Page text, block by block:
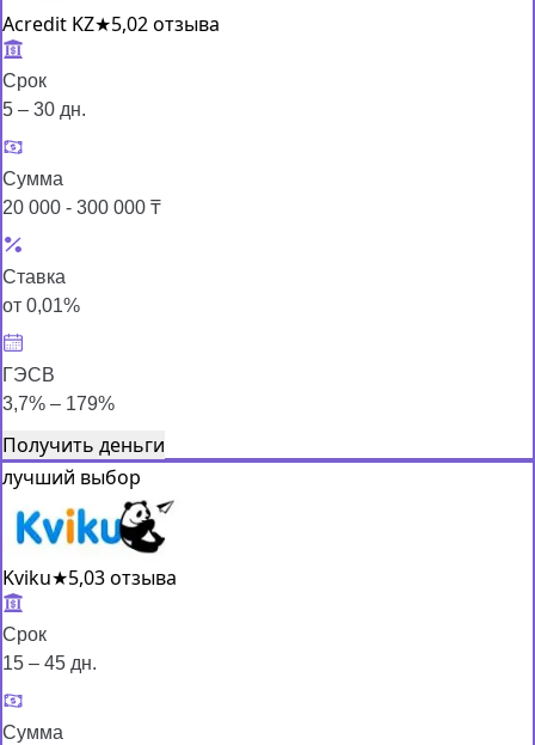
Acredit KZ★5,02 отзыва
Срок
5 – 30 дн.
Сумма
20 000 - 300 000 ₸
Ставка
от 0,01%
ГЭСВ
3,7% – 179%
Получить деньги
лучший выбор
Kviku★5,03 отзыва
Срок
15 – 45 дн.
Сумма